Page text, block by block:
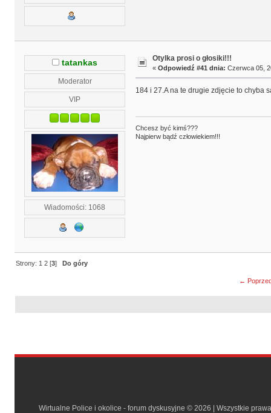
tatankas
Moderator
VIP
Wiadomości: 1068
Otylka prosi o głosiki!!!
« Odpowiedź #41 dnia: Czerwca 05,
184 i 27.A na te drugie zdjęcie to chyba
Chcesz być kimś???
Najpierw bądź człowiekiem!!!
Strony: 1 2 [3]Do góry
←
Wirtualne Police i okolice - forum dyskusyjne © 2026 | Wszystkie